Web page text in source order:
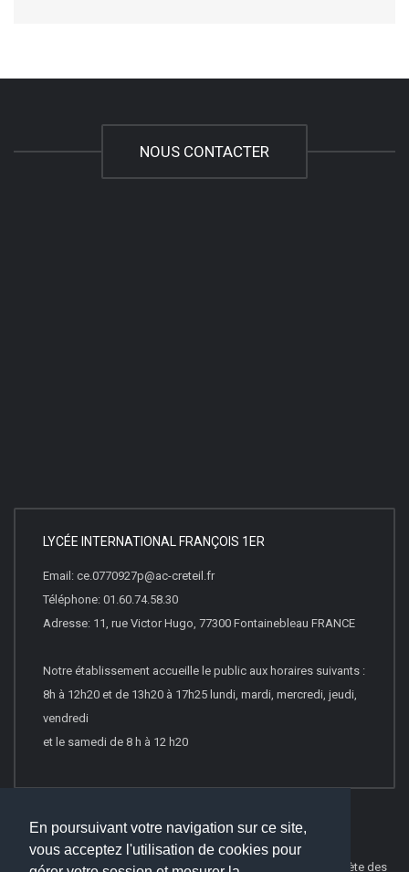
En poursuivant votre navigation sur ce site,
vous acceptez l'utilisation de cookies pour
NOUS CONTACTER
LYCÉE INTERNATIONAL FRANÇOIS 1ER
Email: ce.0770927p@ac-creteil.fr
Téléphone: 01.60.74.58.30
Adresse: 11, rue Victor Hugo, 77300 Fontainebleau FRANCE
Notre établissement accueille le public aux horaires suivants :
8h à 12h20 et de 13h20 à 17h25 lundi, mardi, mercredi, jeudi,
vendredi
et le samedi de 8 h à 12 h20
© 2026 Websco Innovations -Mentions Légales Liste Complète des